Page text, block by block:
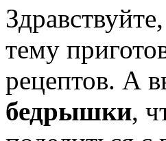
тему
рецептов. А
бедрышки,